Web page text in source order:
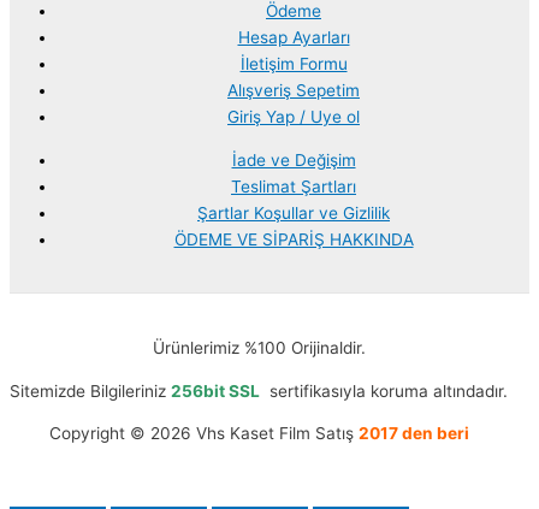
Ödeme
Hesap Ayarları
İletişim Formu
Alışveriş Sepetim
Giriş Yap / Uye ol
İade ve Değişim
Teslimat Şartları
Şartlar Koşullar ve Gizlilik
ÖDEME VE SİPARİŞ HAKKINDA
Ürünlerimiz %100 Orijinaldir.
Sitemizde Bilgileriniz 256bit SSL sertifikasıyla koruma altındadır.
Copyright © 2026 Vhs Kaset Film Satış 2017 den beri